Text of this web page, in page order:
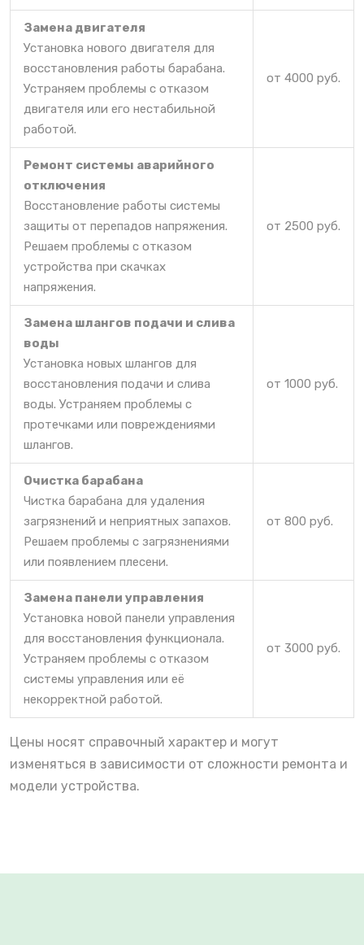
Замена двигателя
Установка нового двигателя для
восстановления работы барабана.
Устраняем проблемы с отказом
двигателя или его нестабильной
работой.
от 4000 руб.
Ремонт системы аварийного
отключения
Восстановление работы системы
защиты от перепадов напряжения.
Решаем проблемы с отказом
устройства при скачках
напряжения.
от 2500 руб.
Замена шлангов подачи и слива
воды
Установка новых шлангов для
восстановления подачи и слива
воды. Устраняем проблемы с
протечками или повреждениями
шлангов.
от 1000 руб.
Очистка барабана
Чистка барабана для удаления
загрязнений и неприятных запахов.
Решаем проблемы с загрязнениями
или появлением плесени.
от 800 руб.
Замена панели управления
Установка новой панели управления
для восстановления функционала.
Устраняем проблемы с отказом
системы управления или её
некорректной работой.
от 3000 руб.
Цены носят справочный характер и могут
изменяться в зависимости от сложности ремонта и
модели устройства.